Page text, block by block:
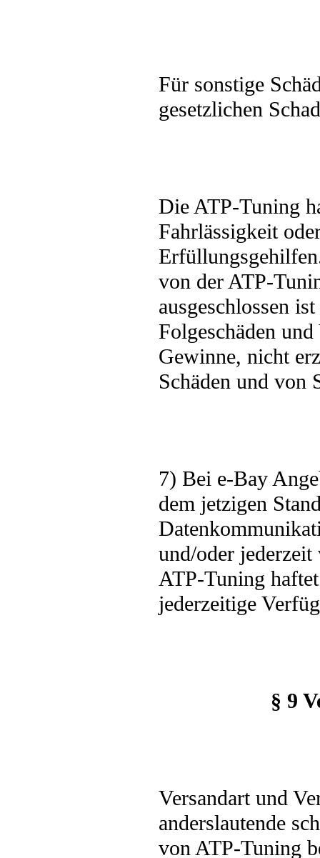
Für sonstige
gesetzlichen
Die ATP-Tuning
Fahrlässigkeit
von der ATP-
ausgeschlossen
Folgeschäden und
Gewinne, nicht
Schäden und von
7) Bei e-Bay
dem jetzigen
und/oder
ATP-Tuning
jederzeitige
§ 9
Versandart und
anderslautende
von ATP-Tuning